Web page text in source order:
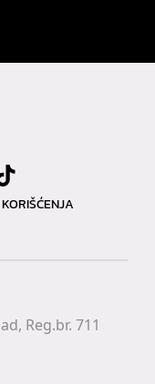
Reg.br. 711